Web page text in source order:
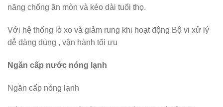
năng chống ăn mòn và kéo dài tuổi thọ.
Với hệ thống lò xo và giảm rung khi hoạt động Bộ vi xử lý
dễ dàng dùng , vận hành tối ưu
Ngăn cấp nước nóng lạnh
Ngăn cấp nóng lạnh